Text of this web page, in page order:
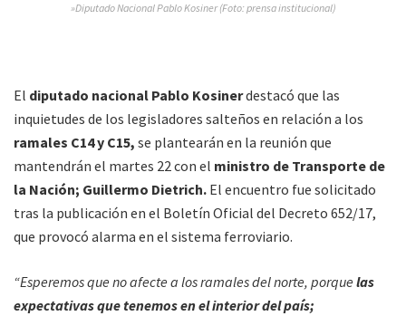
»Diputado Nacional Pablo Kosiner (Foto: prensa institucional)
El diputado nacional Pablo Kosinerdestacó que las
inquietudes de los legisladores salteños en relación a los
ramales C14 y C15, se plantearán en la reunión que
mantendrán el martes 22 con el ministro de Transporte de
la Nación; Guillermo Dietrich. El encuentro fue solicitado
tras la publicación en el Boletín Oficial del Decreto 652/17,
que provocó alarma en el sistema ferroviario.
“Esperemos que no afecte a los ramales del norte, porque las
expectativas que tenemos en el interior del país;